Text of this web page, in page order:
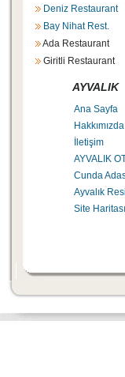
Deniz Restaurant
Bay Nihat Rest.
Ada Restaurant
Giritli Restaurant
AYVALIK
Ana Sayfa
Hakkımızda
İletişim
AYVALIK
Cunda
Ayvalık
Site Haritası